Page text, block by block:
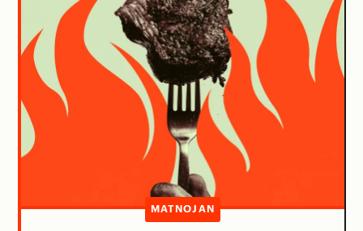
MATNOJAN